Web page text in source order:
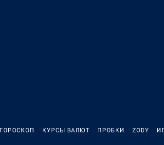
ГОРОСКОП КУРСЫ ВАЛЮТ ПРОБКИ ZODY